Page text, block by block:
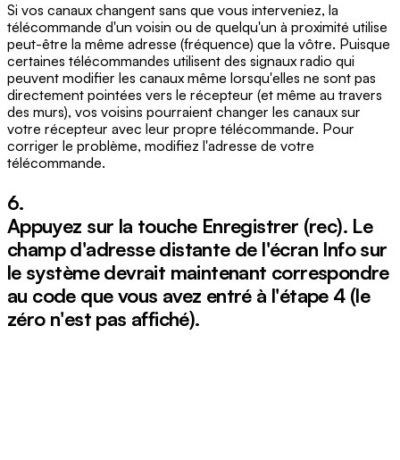
Si vos canaux changent sans que vous interveniez, la
télécommande d'un voisin ou de quelqu'un à proximité utilise
peut-être la même adresse (fréquence) que la vôtre. Puisque
certaines télécommandes utilisent des signaux radio qui
peuvent modifier les canaux même lorsqu'elles ne sont pas
directement pointées vers le récepteur (et même au travers
des murs), vos voisins pourraient changer les canaux sur
votre récepteur avec leur propre télécommande. Pour
corriger le problème, modifiez l'adresse de votre
télécommande.
6.
Appuyez sur la touche Enregistrer (rec). Le
champ d'adresse distante de l'écran Info sur
le système devrait maintenant correspondre
au code que vous avez entré à l'étape 4 (le
zéro n'est pas affiché).